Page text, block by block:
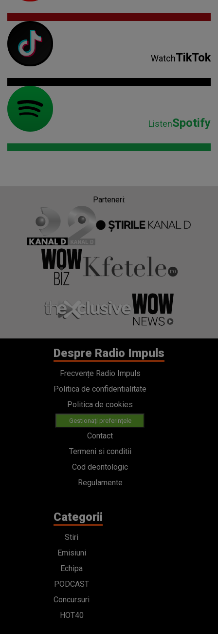
WatchTikTok
ListenSpotify
Parteneri:
Despre Radio Impuls
Frecvențe Radio Impuls
Politica de confidentialitate
Politica de cookies
Gestionați preferințele
Contact
Termeni si conditii
Cod deontologic
Regulamente
Categorii
Stiri
Emisiuni
Echipa
PODCAST
Concursuri
HOT40